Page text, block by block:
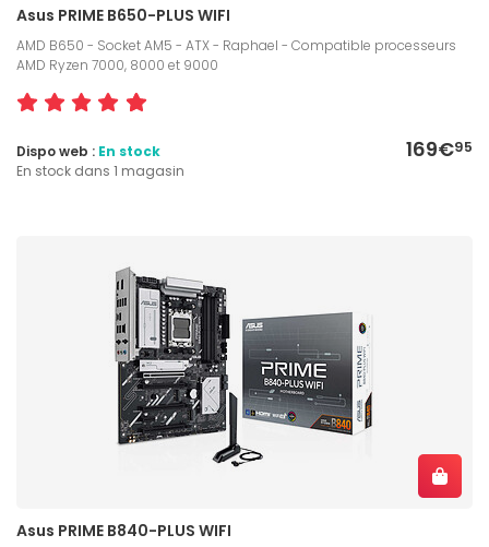
Asus PRIME B650-PLUS WIFI
AMD B650 - Socket AM5 - ATX - Raphael - Compatible processeurs
AMD Ryzen 7000, 8000 et 9000
169€95
Dispo web : En stock
En stock dans 1 magasin
Asus PRIME B840-PLUS WIFI